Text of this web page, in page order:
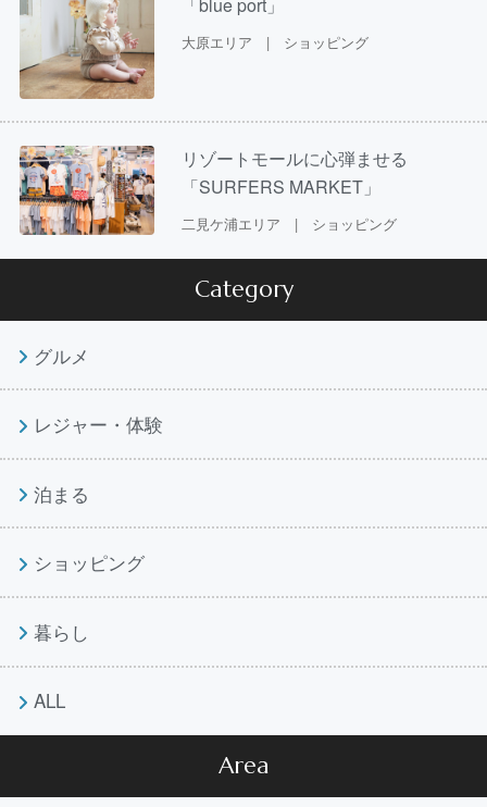
大原エリア | ショッピング
リゾートモールに心弾ませる
「SURFERS MARKET」
二見ケ浦エリア | ショッピング
Category
グルメ
レジャー・体験
泊まる
ショッピング
暮らし
ALL
Area